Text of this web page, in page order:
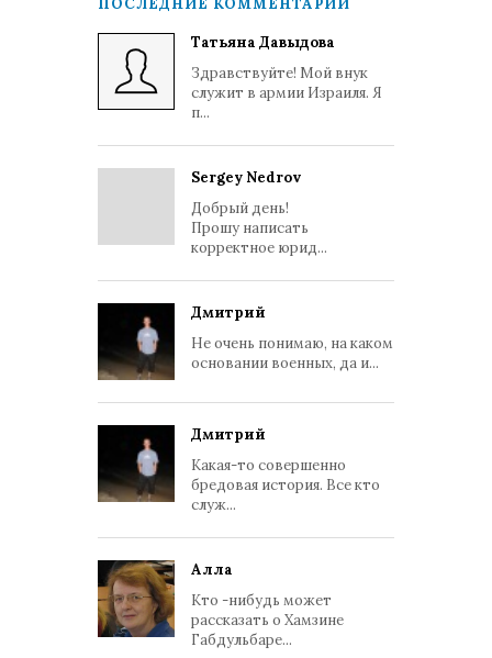
ПОСЛЕДНИЕ КОММЕНТАРИИ
Татьяна Давыдова
Здравствуйте! Мой внук
служит в армии Израиля. Я
п...
Sergey Nedrov
Добрый день!
Прошу написать
корректное юрид...
Дмитрий
Не очень понимаю, на каком
основании военных, да и...
Дмитрий
Какая-то совершенно
бредовая история. Все кто
служ...
Алла
Кто -нибудь может
рассказать о Хамзине
Габдульбаре...